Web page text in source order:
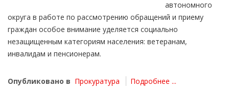
автономного
округа в работе по рассмотрению обращений и приему
граждан особое внимание уделяется социально
незащищенным категориям населения: ветеранам,
инвалидам и пенсионерам.
Опубликовано в Прокуратура Подробнее ...